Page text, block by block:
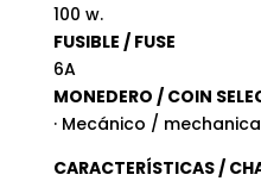
100 w.
FUSIBLE / FUSE
6A
MONEDERO / COIN
· Mecánico /
CARACTERÍSTICAS /